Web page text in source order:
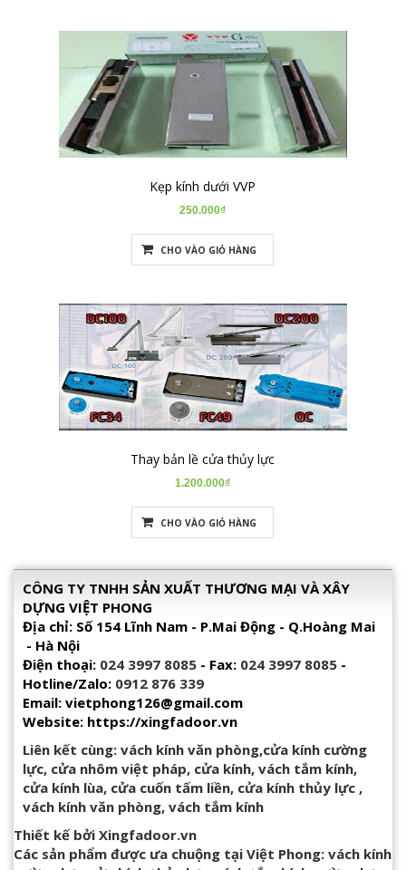
Kẹp kính dưới VVP
250.000₫
CHO VÀO GIỎ HÀNG
Thay bản lề cửa thủy lực
1.200.000₫
CHO VÀO GIỎ HÀNG
CÔNG TY TNHH SẢN XUẤT THƯƠNG MẠI VÀ XÂY
DỰNG VIỆT PHONG
Địa chỉ: Số 154 Lĩnh Nam - P.Mai Động - Q.Hoàng Mai
- Hà Nội
Điện thoại: 024 3997 8085 - Fax: 024 3997 8085 -
Hotline/Zalo: 0912 876 339
Email: vietphong126@gmail.com
Website: https://xingfadoor.vn
Liên kết cùng: vách kính văn phòng,cửa kính cường
lực, cửa nhôm việt pháp, cửa kính, vách tắm kính,
cửa kính lùa, cửa cuốn tấm liền, cửa kính thủy lực ,
vách kính văn phòng, vách tắm kính
Thiết kế bởi Xingfadoor.vn
Các sản phẩm được ưa chuộng tại Việt Phong: vách kính